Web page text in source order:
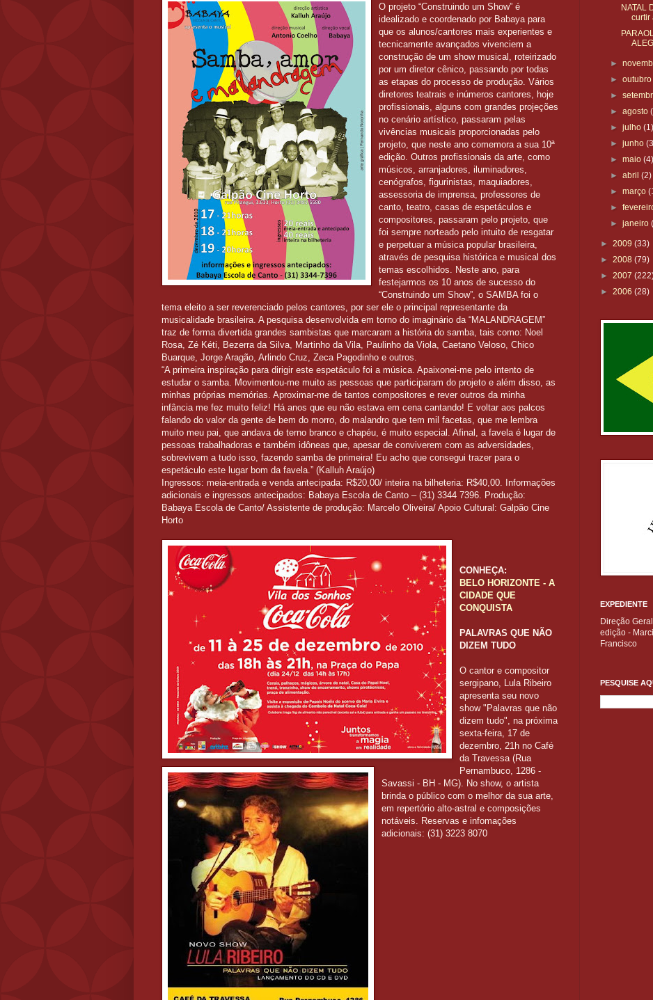
O projeto “Construindo um Show” é
idealizado e coordenado por Babaya para
que os alunos/cantores mais experientes e
tecnicamente avançados vivenciem a
construção de um show musical, roteirizado
por um diretor cênico, passando por todas
as etapas do processo de produção. Vários
diretores teatrais e inúmeros cantores, hoje
profissionais, alguns com grandes projeções
no cenário artístico, passaram pelas
vivências musicais proporcionadas pelo
projeto, que neste ano comemora a sua 10ª
edição. Outros profissionais da arte, como
músicos, arranjadores, iluminadores,
cenógrafos, figurinistas, maquiadores,
assessoria de imprensa, professores de
canto, teatro, casas de espetáculos e
compositores, passaram pelo projeto, que
foi sempre norteado pelo intuito de resgatar
e perpetuar a música popular brasileira,
através de pesquisa histórica e musical dos
temas escolhidos. Neste ano, para
festejarmos os 10 anos de sucesso do
“Construindo um Show”, o SAMBA foi o
tema eleito a ser reverenciado pelos cantores, por ser ele o principal representante da
musicalidade brasileira. A pesquisa desenvolvida em torno do imaginário da “MALANDRAGEM”
traz de forma divertida grandes sambistas que marcaram a história do samba, tais como: Noel
Rosa, Zé Kéti, Bezerra da Silva, Martinho da Vila, Paulinho da Viola, Caetano Veloso, Chico
Buarque, Jorge Aragão, Arlindo Cruz, Zeca Pagodinho e outros.
“A primeira inspiração para dirigir este espetáculo foi a música. Apaixonei-me pelo intento de
estudar o samba. Movimentou-me muito as pessoas que participaram do projeto e além disso, as
minhas próprias memórias. Aproximar-me de tantos compositores e rever outros da minha
infância me fez muito feliz! Há anos que eu não estava em cena cantando! E voltar aos palcos
falando do valor da gente de bem do morro, do malandro que tem mil facetas, que me lembra
muito meu pai, que andava de terno branco e chapéu, é muito especial. Afinal, a favela é lugar de
pessoas trabalhadoras e também idôneas que, apesar de conviverem com as adversidades,
sobrevivem a tudo isso, fazendo samba de primeira! Eu acho que consegui trazer para o
espetáculo este lugar bom da favela.” (Kalluh Araújo)
Ingressos: meia-entrada e venda antecipada: R$20,00/ inteira na bilheteria: R$40,00. Informações
adicionais e ingressos antecipados: Babaya Escola de Canto – (31) 3344 7396. Produção:
Babaya Escola de Canto/ Assistente de produção: Marcelo Oliveira/ Apoio Cultural: Galpão Cine
Horto
CONHEÇA:
BELO HORIZONTE - A
CIDADE QUE
CONQUISTA
PALAVRAS QUE NÃO
DIZEM TUDO
O cantor e compositor
sergipano, Lula Ribeiro
apresenta seu novo
show "Palavras que não
dizem tudo", na próxima
sexta-feira, 17 de
dezembro, 21h no Café
da Travessa (Rua
Pernambuco, 1286 -
Savassi - BH - MG). No show, o artista
brinda o público com o melhor da sua arte,
em repertório alto-astral e composições
notáveis. Reservas e infomações
adicionais: (31) 3223 8070
NATAL
curtir
►
►
►
►agosto
►julho(1)
►junho
►maio(4)
►abril(2)
►março
►
►janeiro
► 2009 (33)
► 2008 (79)
► 2007
► 2006 (28)
EXPEDIENTE
Direção
edição -
Francisco
PESQUISE